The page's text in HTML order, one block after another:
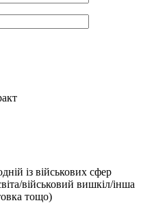
із військових сфер
військовий вишкіл/інша
тощо)